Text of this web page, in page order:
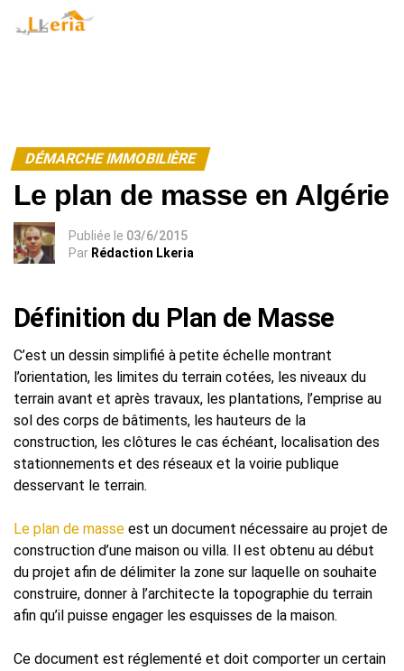
Warning: Undefined array key "id_user" in
/home/lkeria/public_html/model-amp.php
DÉMARCHE IMMOBILIÈRE
Le plan de masse en Algérie
Publiée le 03/6/2015
Par Rédaction Lkeria
Définition du Plan de Masse
C’est un dessin simplifié à petite échelle montrant
l’orientation, les limites du terrain cotées, les niveaux du
terrain avant et après travaux, les plantations, l’emprise au
sol des corps de bâtiments, les hauteurs de la
construction, les clôtures le cas échéant, localisation des
stationnements et des réseaux et la voirie publique
desservant le terrain.
Le plan de masse est un document nécessaire au projet de
construction d’une maison ou villa. Il est obtenu au début
du projet afin de délimiter la zone sur laquelle on souhaite
construire, donner à l’architecte la topographie du terrain
afin qu’il puisse engager les esquisses de la maison.
Ce document est réglementé et doit comporter un certain